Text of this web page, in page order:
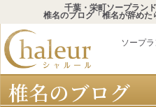
千葉・栄町ソープラン
椎名のブログ「椎名が辞めた
ソープ
椎名のブログ